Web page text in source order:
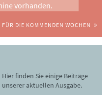
vorhanden.
FÜR DIE KOMMENDEN WOCHEN
Hier finden Sie einige Beiträge
unserer aktuellen Ausgabe.